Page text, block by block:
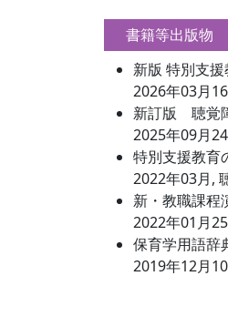
書籍等出版物
新版 特別支
2026年03月
新訂版 聴覚
2025年09月
特別支援教
2022年03月,
新・教職課
2022年01月
保育学用語辞
2019年12月